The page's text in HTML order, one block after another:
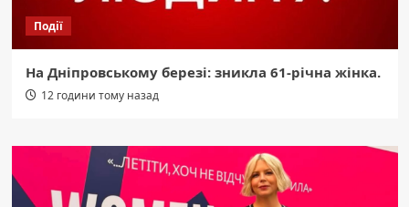
Події
На Дніпровському березі: зникла 61-річна жінка.
12 години тому назад